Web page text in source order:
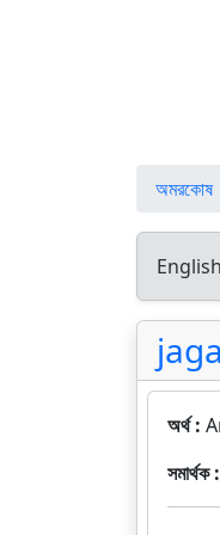
অমরকোষ
English
অর্থ :
সমার্থক :